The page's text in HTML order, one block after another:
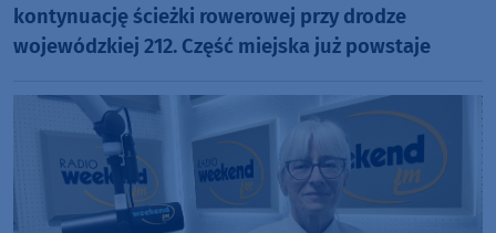
kontynuację ścieżki rowerowej przy drodze
wojewódzkiej 212. Część miejska już powstaje